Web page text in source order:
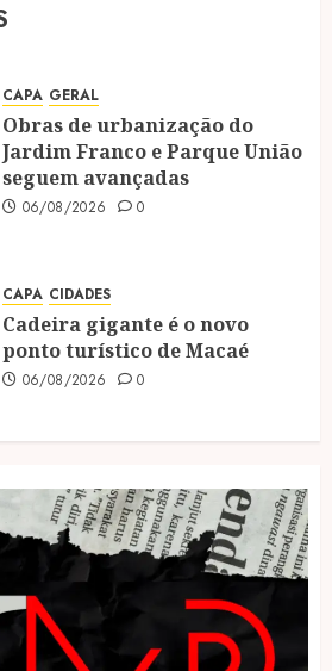
CAPA GERAL
Obras de urbanização do
Jardim Franco e Parque União
seguem avançadas
06/08/2026 0
CAPA CIDADES
Cadeira gigante é o novo
ponto turístico de Macaé
06/08/2026 0